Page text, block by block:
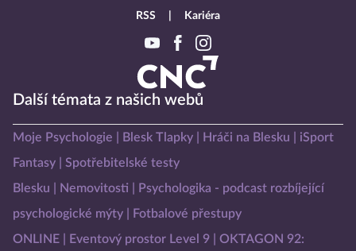
Další témata z našich webů
Moje Psychologie Blesk Tlapky Hráči na Blesku
iSport
Fantasy
Spotřebitelské testy
Blesku
Nemovitosti
Psychologika - podcast rozbíjející
psychologické mýty
Fotbalové přestupy
ONLINE
Eventový prostor Level 9
OKTAGON 92:
RSS Kariéra